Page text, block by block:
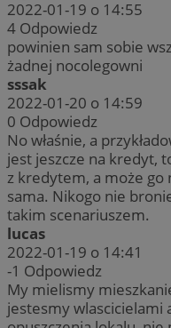
2022-01-19 o 14:55
4 Odpowiedz
powinien sam sobie
żadnej nocolegowni
sssak
2022-01-20 o 14:59
0 Odpowiedz
No właśnie, a
jest jeszcze na kredyt,
z kredytem, a może go
sama. Nikogo nie
takim scenariuszem.
lucas
2022-01-19 o 14:41
-1 Odpowiedz
My mielismy
jestesmy wlascicielami